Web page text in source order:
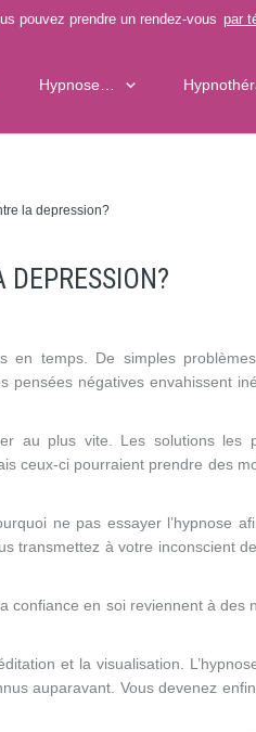
pouvez prendre un rendez-vous par
Hypnose…
la depression?
DEPRESSION?
en temps. De simples
négatives envahissent
au plus vite. Les solutions les
ceux-ci pourraient prendre des
ne pas essayer l’hypnose
transmettez à votre inconscient
en soi reviennent à des
et la visualisation.
auparavant. Vous devenez